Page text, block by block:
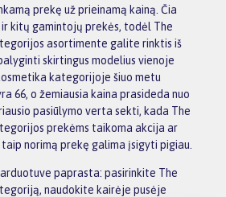
prekę už prieinamą kainą. Čia
ir kitų gamintojų prekės, todėl The
asortimente galite rinktis iš
skirtingus modelius vienoje
kategorijoje šiuo metu
66, o žemiausia kaina prasideda nuo
pasiūlymo verta sekti, kada The
prekėms taikoma akcija ar
norimą prekę galima įsigyti pigiau.
paprasta: pasirinkite The
naudokite kairėje pusėje